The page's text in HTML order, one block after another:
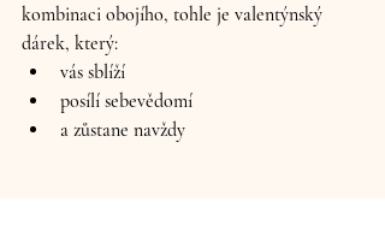
kombinaci obojího, tohle je valentýnský
dárek, který:
vás sblíží
posílí sebevědomí
a zůstane navždy